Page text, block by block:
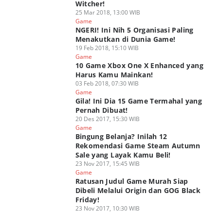
Witcher!
25 Mar 2018, 13:00 WIB
Game
NGERI! Ini Nih 5 Organisasi Paling
Menakutkan di Dunia Game!
19 Feb 2018, 15:10 WIB
Game
10 Game Xbox One X Enhanced yang
Harus Kamu Mainkan!
03 Feb 2018, 07:30 WIB
Game
Gila! Ini Dia 15 Game Termahal yang
Pernah Dibuat!
20 Des 2017, 15:30 WIB
Game
Bingung Belanja? Inilah 12
Rekomendasi Game Steam Autumn
Sale yang Layak Kamu Beli!
23 Nov 2017, 15:45 WIB
Game
Ratusan Judul Game Murah Siap
Dibeli Melalui Origin dan GOG Black
Friday!
23 Nov 2017, 10:30 WIB